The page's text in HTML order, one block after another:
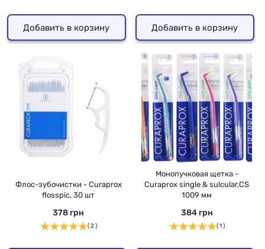
Добавить в корзину Добавить в корзину
Флос-зубочистки - Curaprox
flosspic, 30 шт
378 грн
( 2 )
Монопучковая щетка -
Curaprox single & sulcular,CS
1009 мм
384 грн
( 1 )